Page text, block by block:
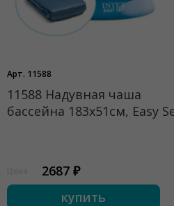
Арт. 11588
11588 Надувная чаша
бассейна 183x51см, Easy
2687 ₽
купить